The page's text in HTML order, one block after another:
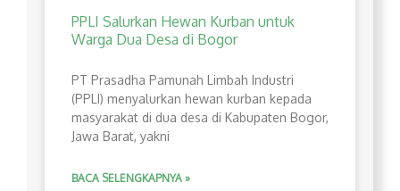
PPLI Salurkan Hewan Kurban untuk
Warga Dua Desa di Bogor
PT Prasadha Pamunah Limbah Industri
(PPLI) menyalurkan hewan kurban kepada
masyarakat di dua desa di Kabupaten Bogor,
Jawa Barat, yakni
BACA SELENGKAPNYA »